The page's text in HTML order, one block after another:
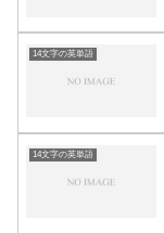
14文字の英単語
14文字の英単語